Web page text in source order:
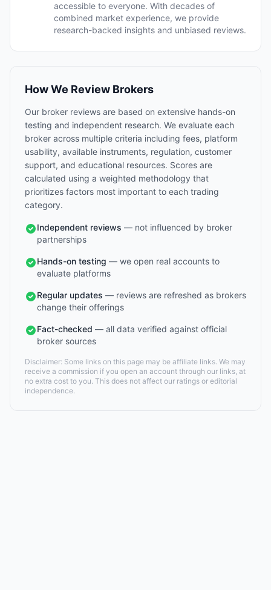
accessible to everyone. With decades of
combined market experience, we provide
research-backed insights and unbiased reviews.
How We Review Brokers
Our broker reviews are based on extensive hands-on
testing and independent research. We evaluate each
broker across multiple criteria including fees, platform
usability, available instruments, regulation, customer
support, and educational resources. Scores are
calculated using a weighted methodology that
prioritizes factors most important to each trading
category.
Independent reviews — not influenced by broker
partnerships
Hands-on testing — we open real accounts to
evaluate platforms
Regular updates — reviews are refreshed as brokers
change their offerings
Fact-checked — all data verified against official
broker sources
Disclaimer: Some links on this page may be affiliate links. We may
receive a commission if you open an account through our links, at
no extra cost to you. This does not affect our ratings or editorial
independence.